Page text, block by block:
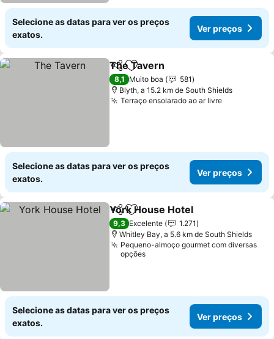
Selecione as datas para ver os preços
exatos.
Ver preços
PartilharAdicionar aos favoritos
The Tavern
8,1 Muito boa
581
Blyth, a 15.2 km de South Shields
Terraço ensolarado ao ar livreVer preços
Selecione as datas para ver os preços
exatos.
Ver preços
PartilharAdicionar aos favoritos
York House Hotel
9,3 Excelente
1.271
Whitley Bay, a 5.6 km de South Shields
Pequeno-almoço gourmet com diversas
opções
Selecione as datas para ver os preços
exatos.
Ver preços